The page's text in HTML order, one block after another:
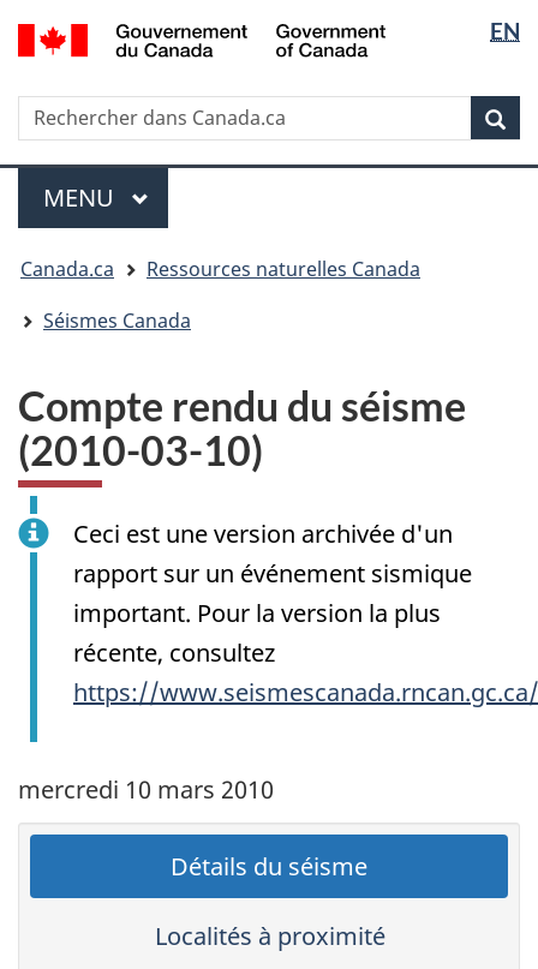
Passer
au
principal
Passer
à
sujet
du
gouvernement »
Passer
à
version
HTML
simplifiée
la
langue
EN
Rechercher
Rechercher
dans
Canada.ca
Menu
MENU PRINCIPAL
êtes
ici
Canada.ca
Ressources naturelles Canada
Séismes Canada
Compte rendu du séisme
(2010-03-10)
Ceci est une version archivée d'un
rapport sur un événement sismique
important. Pour la version la plus
récente, consultez
https://
mercredi 10 mars 2010
Détails du séisme
Localités à proximité